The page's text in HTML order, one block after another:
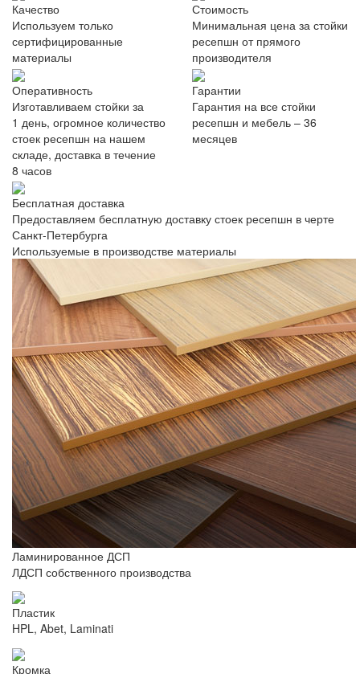
Качество
Используем только
сертифицированные
материалы
Стоимость
Минимальная цена за стойки
ресепшн от прямого
производителя
Оперативность
Изготавливаем стойки за
1 день, огромное количество
стоек ресепшн на нашем
складе, доставка в течение
8 часов
Гарантии
Гарантия на все стойки
ресепшн и мебель – 36
месяцев
Бесплатная доставка
Предоставляем бесплатную доставку стоек ресепшн в черте
Санкт-Петербурга
Используемые в производстве материалы
Ламинированное ДСП
ЛДСП собственного производства
Пластик
HPL, Abet, Laminati
Кромка